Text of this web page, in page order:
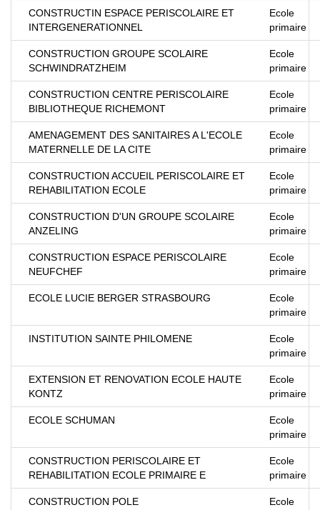
CONSTRUCTIN ESPACE PERISCOLAIRE ET
INTERGENERATIONNEL
Ecole
primaire
CONSTRUCTION GROUPE SCOLAIRE
SCHWINDRATZHEIM
Ecole
primaire
CONSTRUCTION CENTRE PERISCOLAIRE
BIBLIOTHEQUE RICHEMONT
Ecole
primaire
AMENAGEMENT DES SANITAIRES A L'ECOLE
MATERNELLE DE LA CITE
Ecole
primaire
CONSTRUCTION ACCUEIL PERISCOLAIRE ET
REHABILITATION ECOLE
Ecole
primaire
CONSTRUCTION D'UN GROUPE SCOLAIRE
ANZELING
Ecole
primaire
CONSTRUCTION ESPACE PERISCOLAIRE
NEUFCHEF
Ecole
primaire
ECOLE LUCIE BERGER STRASBOURG
Ecole
primaire
INSTITUTION SAINTE PHILOMENE
Ecole
primaire
EXTENSION ET RENOVATION ECOLE HAUTE
KONTZ
Ecole
primaire
ECOLE SCHUMAN
Ecole
primaire
CONSTRUCTION PERISCOLAIRE ET
REHABILITATION ECOLE PRIMAIRE E
Ecole
primaire
CONSTRUCTION POLE
Ecole